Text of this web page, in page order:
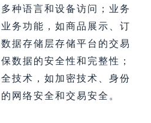
种语言和设备访问；业务
务功能，如商品展示、订
据存储层存储平台的交易
数据的安全性和完整性；
技术，如加密技术、身份
网络安全和交易安全。